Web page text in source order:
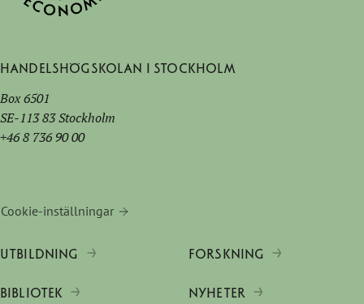
Handelshögskolan i Stockholm
Box 6501
SE-113 83 Stockholm
+46 8 736 90 00
Cookie-inställningar
UTBILDNING FORSKNING
BIBLIOTEK NYHETER